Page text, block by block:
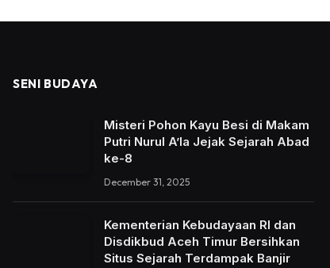
SENI BUDAYA
Misteri Pohon Kayu Besi di Makam
Putri Nurul A’la Jejak Sejarah Abad
ke-8
December 31, 2025
Kementerian Kebudayaan RI dan
Disdikbud Aceh Timur Bersihkan
Situs Sejarah Terdampak Banjir